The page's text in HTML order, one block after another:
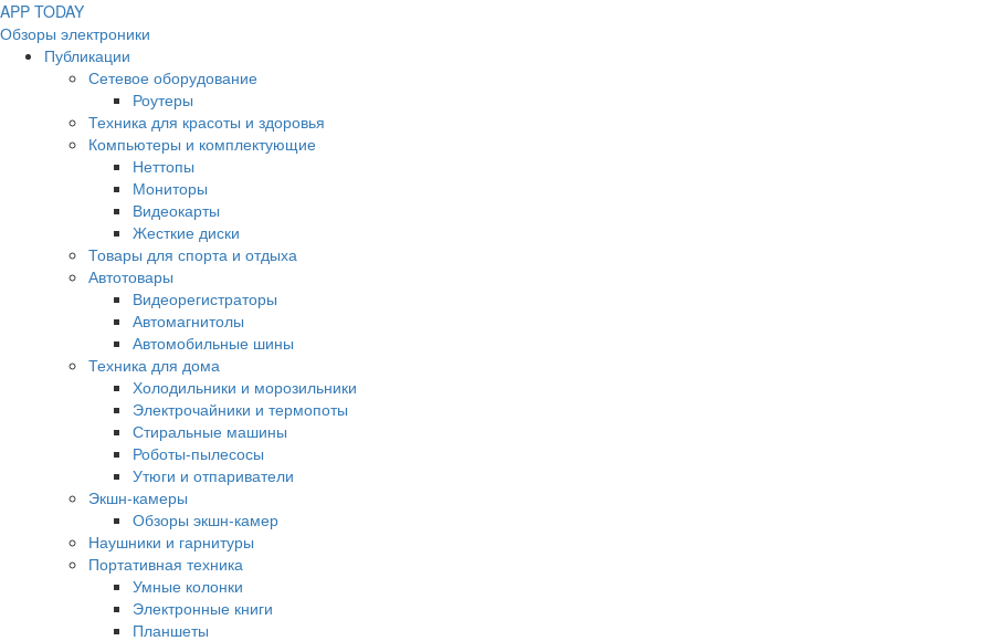
APP TODAY
Обзоры электроники
Публикации
Сетевое оборудование
Роутеры
Техника для красоты и здоровья
Компьютеры и комплектующие
Неттопы
Мониторы
Видеокарты
Жесткие диски
Товары для спорта и отдыха
Автотовары
Видеорегистраторы
Автомагнитолы
Автомобильные шины
Техника для дома
Холодильники и морозильники
Электрочайники и термопоты
Стиральные машины
Роботы-пылесосы
Утюги и отпариватели
Экшн-камеры
Обзоры экшн-камер
Наушники и гарнитуры
Портативная техника
Умные колонки
Электронные книги
Планшеты